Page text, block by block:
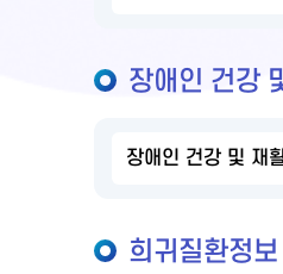
장애인 건강
장애인 건강 및 재
희귀질환정보